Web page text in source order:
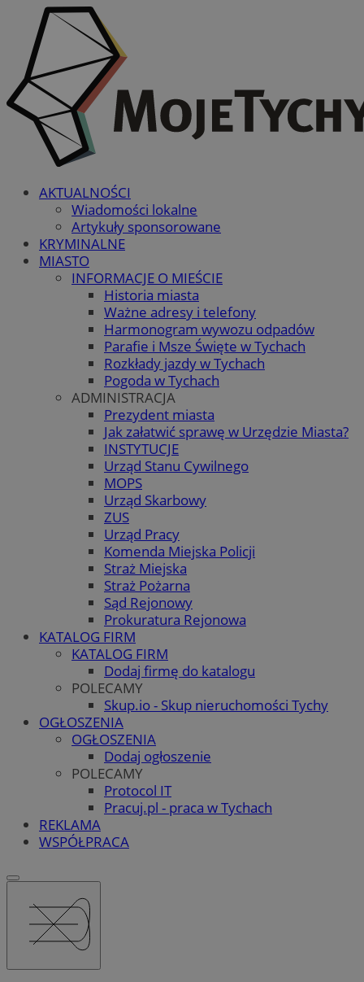
AKTUALNOŚCI
Wiadomości lokalne
Artykuły sponsorowane
KRYMINALNE
MIASTO
INFORMACJE O MIEŚCIE
Historia miasta
Ważne adresy i telefony
Harmonogram wywozu odpadów
Parafie i Msze Święte w Tychach
Rozkłady jazdy w Tychach
Pogoda w Tychach
ADMINISTRACJA
Prezydent miasta
Jak załatwić sprawę w Urzędzie Miasta?
INSTYTUCJE
Urząd Stanu Cywilnego
MOPS
Urząd Skarbowy
ZUS
Urząd Pracy
Komenda Miejska Policji
Straż Miejska
Straż Pożarna
Sąd Rejonowy
Prokuratura Rejonowa
KATALOG FIRM
KATALOG FIRM
Dodaj firmę do katalogu
POLECAMY
Skup.io - Skup nieruchomości Tychy
OGŁOSZENIA
OGŁOSZENIA
Dodaj ogłoszenie
POLECAMY
Protocol IT
Pracuj.pl - praca w Tychach
REKLAMA
WSPÓŁPRACA